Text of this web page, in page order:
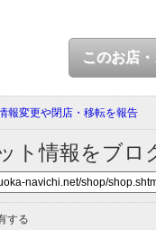
このお店
報変更や閉店・移転を報告
ト情報をブロ
する